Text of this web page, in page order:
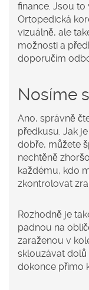
finance. Jsou to
Ortopedická
vizuálně, ale
možnosti a
doporučím
Nosíme
Ano, správně
předkusu. Jak
dobře, můžete
nechtěně
každému, kdo
zkontrolovat
Rozhodně je
padnou na
zaraženou v
sklouzávat
dokonce přímo